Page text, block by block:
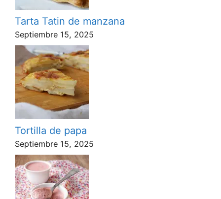
Tarta Tatin de manzana
Septiembre 15, 2025
Tortilla de papa
Septiembre 15, 2025